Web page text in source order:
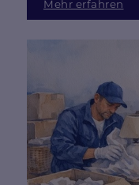
Scharbeutz.
Mehr erfahren